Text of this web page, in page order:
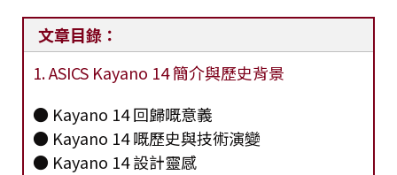
文章目錄：
1. ASICS Kayano 14 簡介與歷史背景
● Kayano 14 回歸嘅意義
● Kayano 14 嘅歷史與技術演變
● Kayano 14 設計靈感